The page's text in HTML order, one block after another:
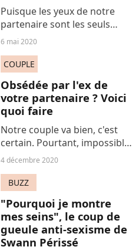
Puisque les yeux de notre
partenaire sont les seuls
qu'on croise ces temps-ci,
saisissante. Voici 5 façons
excitantes de pratiquer le coït
en se contemplant...
6 mai 2020
COUPLE
Obsédée par l'ex de
votre partenaire ? Voici
quoi faire
Notre couple va bien, c'est
certain. Pourtant, impossible
d'arrêter de penser à l'ex de
personne sur les réseaux,
d'avoir l'impression de la voir
à chaque...
4 décembre 2020
BUZZ
"Pourquoi je montre
mes seins", le coup de
gueule anti-sexisme de
Swann Périssé